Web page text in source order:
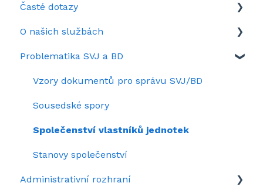
Když si nevíte rady
Představení portálu SousedéCZ
Nastavení portálu SousedéCZ
Kolik stojí SousedéCZ
Časté dotazy
Aktuálně zrovna hledáte
Často se ptáte
O našich službách
Služby na Sousedé.cz
Záznamy webinářů
Problematika SVJ a BD
Vzory dokumentů pro správu SVJ/BD
Sousedské spory
Společenství vlastníků jednotek
Stanovy společenství
Administrativní rozhraní